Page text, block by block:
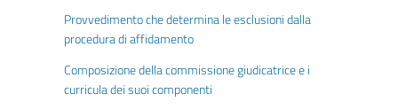
Provvedimento che determina le esclusioni dalla
procedura di affidamento
Composizione della commissione giudicatrice e i
curricula dei suoi componenti